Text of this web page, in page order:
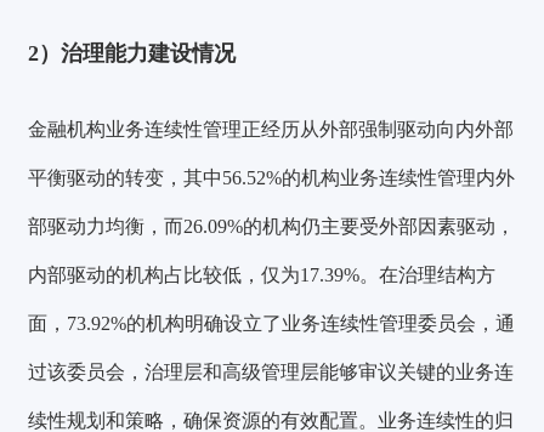
2）治理能力建设情况
金融机构业务连续性管理正经历从外部强制驱动向内外部
平衡驱动的转变，其中56.52%的机构业务连续性管理内外
部驱动力均衡 ，而26.09%的机构仍主要受外部因素驱动，
内部驱动的机构占比较低，仅为17.39%。在治理结构方
面，73.92%的机构明确设立了业务连续性管理委员会，通
过该委员会，治理层和高级管理层能够审议关键的业务连
续性规划和策略，确保资源的有效配置。业务连续性的归